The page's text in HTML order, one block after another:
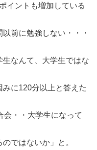
イントも増加している
前に勉強しない・・・
なんて、大学生ではな
に120分以上と答えた
会・・大学生になって
ではないか」と。